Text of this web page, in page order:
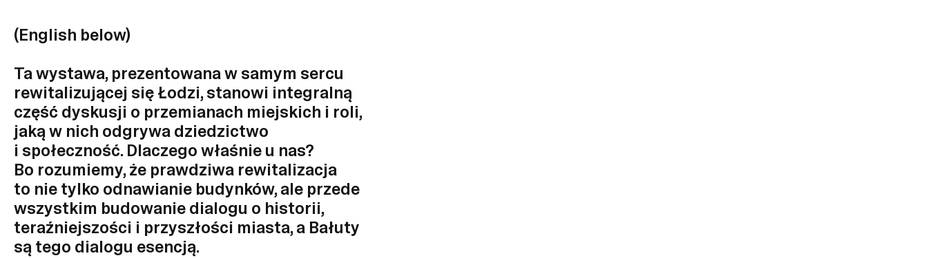
(English below)
Ta wystawa, prezentowana w samym sercu
rewitalizującej się Łodzi, stanowi integralną
część dyskusji o przemianach miejskich i roli,
jaką w nich odgrywa dziedzictwo
i społeczność. Dlaczego właśnie u nas?
Bo rozumiemy, że prawdziwa rewitalizacja
to nie tylko odnawianie budynków, ale przede
wszystkim budowanie dialogu o historii,
teraźniejszości i przyszłości miasta, a Bałuty
są tego dialogu esencją.